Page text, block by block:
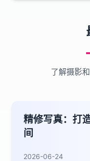
了解摄影
精修写真：打
间
2026-06-24